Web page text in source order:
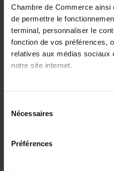
Chambre de Commerce
de permettre le
terminal, personnaliser le
fonction de vos préférences,
relatives aux médias sociaux
notre site internet.
à l’exception des cookies
fonctionnement du site. Une
cookies est accessible sous
dessus.
Nécessaires
Préférences
2 textes de projet
Avant-projet de règlement
règlement grand-ducal du 14
Veuillez trouver en annexe
de règlement grand-ducal